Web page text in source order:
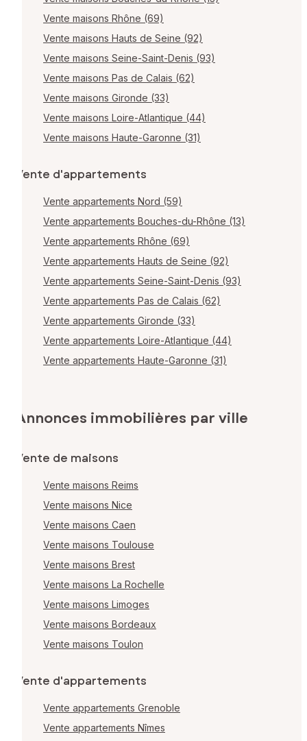
Vente maisons Rhône (69)
Vente maisons Hauts de Seine (92)
Vente maisons Seine-Saint-Denis (93)
Vente maisons Pas de Calais (62)
Vente maisons Gironde (33)
Vente maisons Loire-Atlantique (44)
Vente maisons Haute-Garonne (31)
Vente d'appartements
Vente appartements Nord (59)
Vente appartements Bouches-du-Rhône (13)
Vente appartements Rhône (69)
Vente appartements Hauts de Seine (92)
Vente appartements Seine-Saint-Denis (93)
Vente appartements Pas de Calais (62)
Vente appartements Gironde (33)
Vente appartements Loire-Atlantique (44)
Vente appartements Haute-Garonne (31)
Annonces immobilières par ville
Vente de maisons
Vente maisons Reims
Vente maisons Nice
Vente maisons Caen
Vente maisons Toulouse
Vente maisons Brest
Vente maisons La Rochelle
Vente maisons Limoges
Vente maisons Bordeaux
Vente maisons Toulon
Vente d'appartements
Vente appartements Grenoble
Vente appartements Nîmes